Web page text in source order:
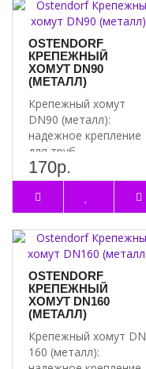
OSTENDORF
КРЕПЕЖНЫЙ
ХОМУТ DN90
(МЕТАЛЛ)
Крепежный хомут
DN90 (металл):
надежное крепление
для труб
Преимущества
крепежного хомута
DN90 ..
170р.
OSTENDORF
КРЕПЕЖНЫЙ
ХОМУТ DN160
(МЕТАЛЛ)
Крепежный хомут DN
160 (металл):